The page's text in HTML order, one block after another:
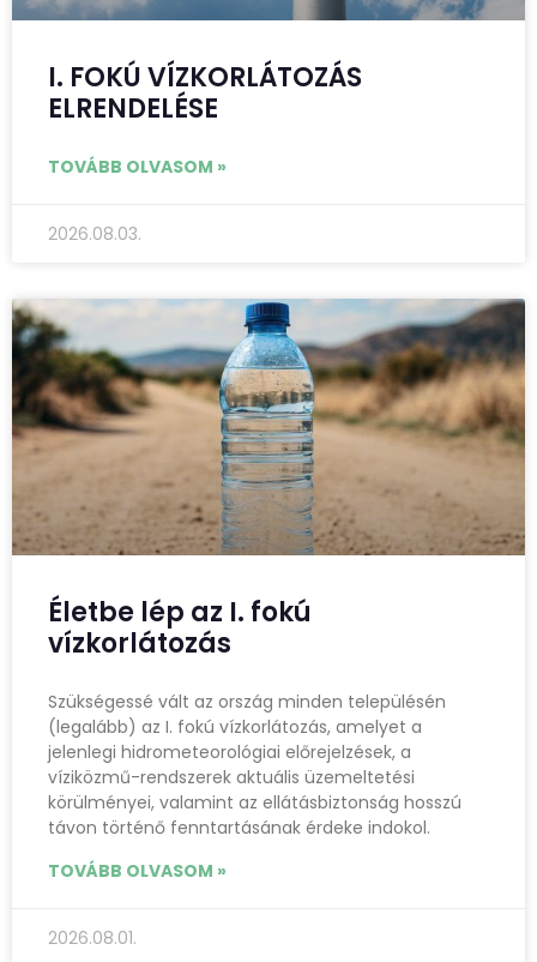
I. FOKÚ VÍZKORLÁTOZÁS
ELRENDELÉSE
TOVÁBB OLVASOM »
2026.08.03.
Életbe lép az I. fokú
vízkorlátozás
Szükségessé vált az ország minden településén
(legalább) az I. fokú vízkorlátozás, amelyet a
jelenlegi hidrometeorológiai előrejelzések, a
víziközmű-rendszerek aktuális üzemeltetési
körülményei, valamint az ellátásbiztonság hosszú
távon történő fenntartásának érdeke indokol.
TOVÁBB OLVASOM »
2026.08.01.